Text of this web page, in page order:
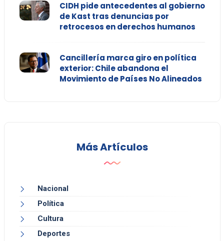
CIDH pide antecedentes al gobierno
de Kast tras denuncias por
retrocesos en derechos humanos
Cancillería marca giro en política
exterior: Chile abandona el
Movimiento de Países No Alineados
Más Artículos
Nacional
Política
Cultura
Deportes